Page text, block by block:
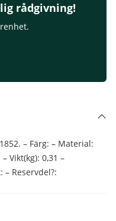
rådgivning!
– Färg: – Material:
Vikt(kg): 0,31 –
– Reservdel?: